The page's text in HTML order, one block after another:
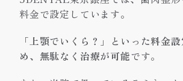
料金で設定しています。
「上顎でいくら？」といった料金
め、無駄なく治療が可能です。